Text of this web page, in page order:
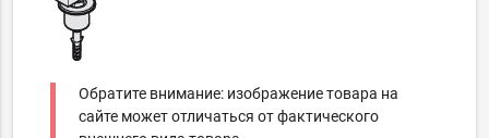
Обратите внимание: изображение товара на
сайте может отличаться от фактического